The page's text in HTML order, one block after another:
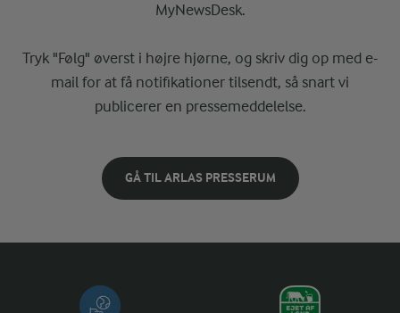
MyNewsDesk.
Tryk "Følg" øverst i højre hjørne, og skriv dig op med e-
mail for at få notifikationer tilsendt, så snart vi
publicerer en pressemeddelelse.
GÅ TIL ARLAS PRESSERUM